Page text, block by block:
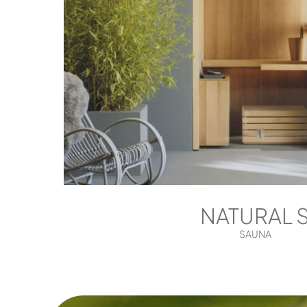
NATURAL
SAUNA